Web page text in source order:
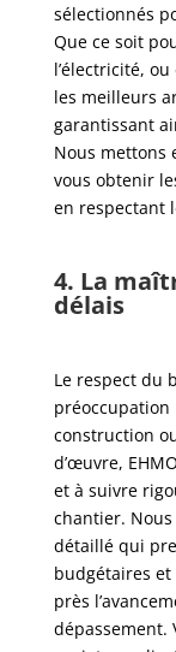
sélectionnés
Que ce soit
l’électricité,
les meilleurs
garantissant
Nous mettons
vous obtenir
en respectant
4. La
délais
Le respect du
construction
d’œuvre,
et à suivre
chantier.
détaillé qui
budgétaires
près
dépassement.